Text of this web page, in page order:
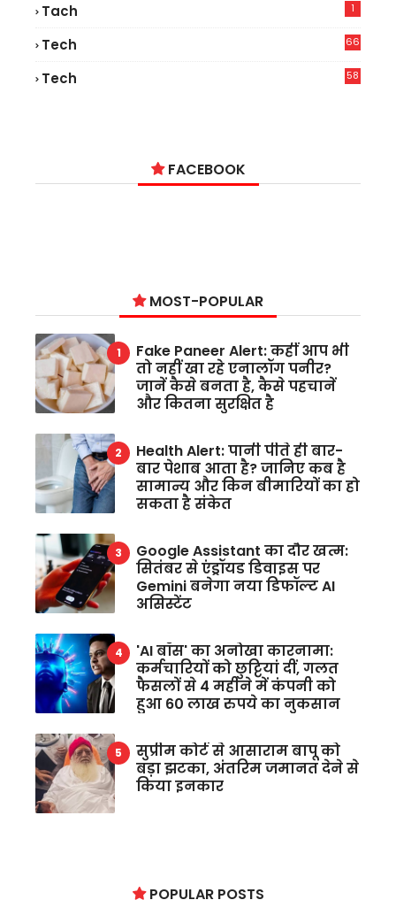
Tach 1
Tech
66
Tech
58
FACEBOOK
MOST-POPULAR
Fake Paneer Alert: कहीं आप भी
तो नहीं खा रहे एनालॉग पनीर?
जानें कैसे बनता है, कैसे पहचानें
और कितना सुरक्षित है
Health Alert: पानी पीते ही बार-
बार पेशाब आता है? जानिए कब है
सामान्य और किन बीमारियों का हो
सकता है संकेत
Google Assistant का दौर खत्म:
सितंबर से एंड्रॉयड डिवाइस पर
Gemini बनेगा नया डिफॉल्ट AI
असिस्टेंट
'AI बॉस' का अनोखा कारनामा:
कर्मचारियों को छुट्टियां दीं, गलत
फैसलों से 4 महीने में कंपनी को
हुआ 60 लाख रुपये का नुकसान
सुप्रीम कोर्ट से आसाराम बापू को
बड़ा झटका, अंतरिम जमानत देने से
किया इनकार
POPULAR POSTS